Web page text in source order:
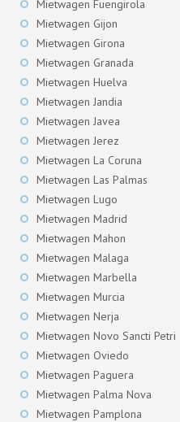
Mietwagen Fuengirola
Mietwagen Gijon
Mietwagen Girona
Mietwagen Granada
Mietwagen Huelva
Mietwagen Jandia
Mietwagen Javea
Mietwagen Jerez
Mietwagen La Coruna
Mietwagen Las Palmas
Mietwagen Lugo
Mietwagen Madrid
Mietwagen Mahon
Mietwagen Malaga
Mietwagen Marbella
Mietwagen Murcia
Mietwagen Nerja
Mietwagen Novo Sancti Petri
Mietwagen Oviedo
Mietwagen Paguera
Mietwagen Palma Nova
Mietwagen Pamplona